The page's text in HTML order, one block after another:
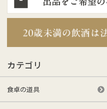
カテゴリ
食卓の道具